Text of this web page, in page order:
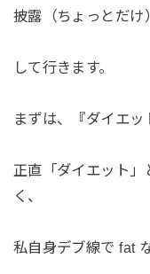
披露（ちょっとだけ）
して行きます。
まずは、『ダイエッ
正直「ダイエット
く、
私自身デブ線で fat